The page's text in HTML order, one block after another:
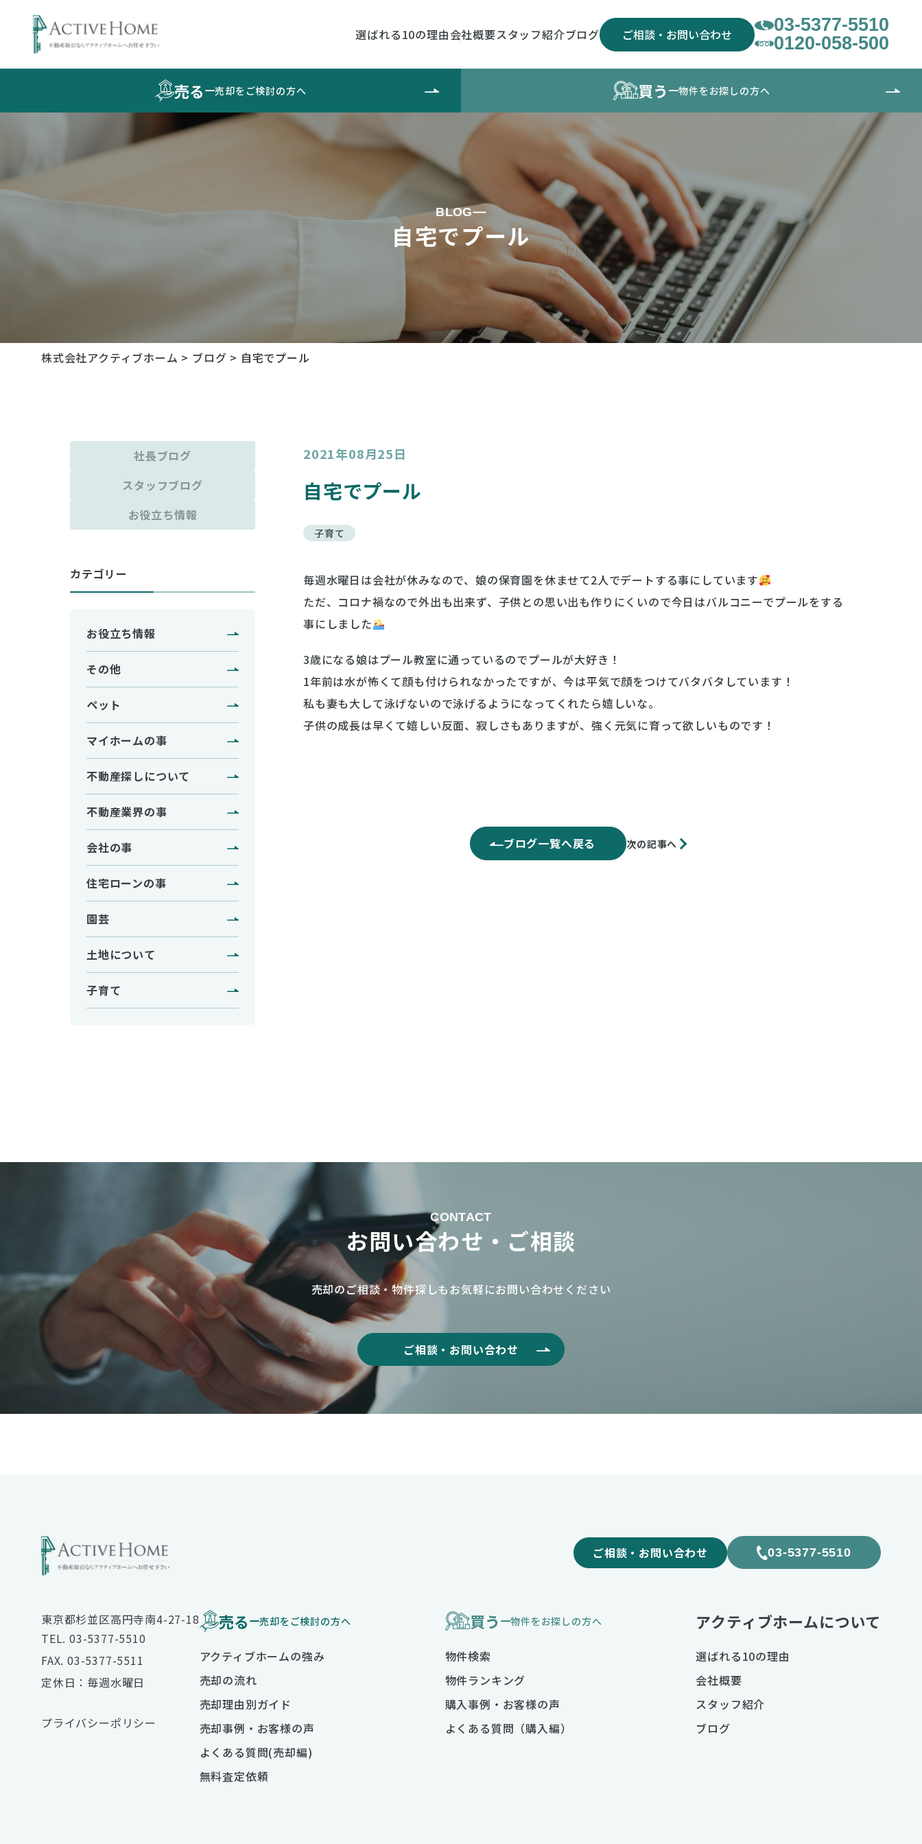
選ばれる10の理由会社概要スタッフ紹介ブログ ご相談・お問い合わせ
03-5377-5510
0120-058-500
売る 売却をご検討の方へ 買う 物件をお探しの方へ
BLOG
自宅でプール
株式会社アクティブホーム > ブログ > 自宅でプール
社長ブログ
スタッフブログ
お役立ち情報
カテゴリー
お役立ち情報
その他
ペット
マイホームの事
不動産探しについて
不動産業界の事
会社の事
住宅ローンの事
園芸
土地について
子育て
2021年08月25日
自宅でプール
子育て
毎週水曜日は会社が休みなので、娘の保育園を休ませて2人でデートする事にしています
ただ、コロナ禍なので外出も出来ず、子供との思い出も作りにくいので今日はバルコニーでプールをする
事にしました
3歳になる娘はプール教室に通っているのでプールが大好き！
1年前は水が怖くて顔も付けられなかったですが、今は平気で顔をつけてバタバタしています！
私も妻も大して泳げないので泳げるようになってくれたら嬉しいな。
子供の成長は早くて嬉しい反面、寂しさもありますが、強く元気に育って欲しいものです！
ブログ一覧へ戻る 次の記事へ
CONTACT
お問い合わせ・ご相談
売却のご相談・物件探しもお気軽にお問い合わせください
ご相談・お問い合わせ
東京都杉並区高円寺南4-27-18
TEL. 03-5377-5510
FAX. 03-5377-5511
定休日：毎週水曜日
プライバシーポリシー
ご相談・お問い合わせ 03-5377-5510
売る 売却をご検討の方へ
アクティブホームの強み
売却の流れ
売却理由別ガイド
売却事例・お客様の声
よくある質問(売却編)
無料査定依頼
買う 物件をお探しの方へ
物件検索
物件ランキング
購入事例・お客様の声
よくある質問（購入編）
アクティブホームについて
選ばれる10の理由
会社概要
スタッフ紹介
ブログ